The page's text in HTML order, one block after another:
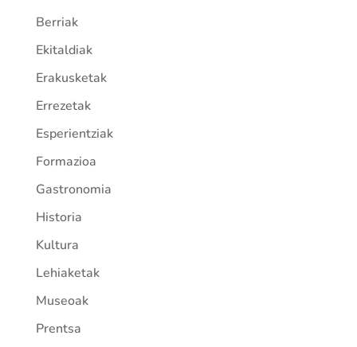
Berriak
Ekitaldiak
Erakusketak
Errezetak
Esperientziak
Formazioa
Gastronomia
Historia
Kultura
Lehiaketak
Museoak
Prentsa